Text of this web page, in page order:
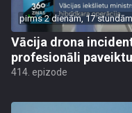
pirms 2 dienām, 17 stundām
Vācija drona
profesionāli
414. epizode